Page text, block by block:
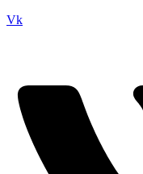
Vk